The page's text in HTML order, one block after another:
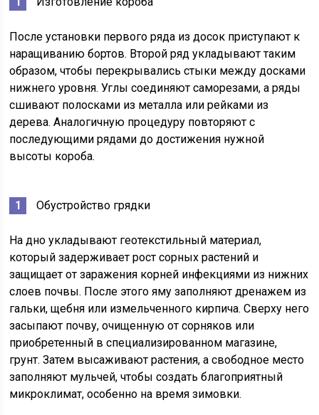
После установки первого ряда из досок приступают к
наращиванию бортов. Второй ряд укладывают таким
образом, чтобы перекрывались стыки между досками
нижнего уровня. Углы соединяют саморезами, а ряды
сшивают полосками из металла или рейками из
дерева. Аналогичную процедуру повторяют с
последующими рядами до достижения нужной
высоты короба.
Обустройство грядки
На дно укладывают геотекстильный материал,
который задерживает рост сорных растений и
защищает от заражения корней инфекциями из нижних
слоев почвы. После этого яму заполняют дренажем из
гальки, щебня или измельченного кирпича. Сверху него
засыпают почву, очищенную от сорняков или
приобретенный в специализированном магазине,
грунт. Затем высаживают растения, а свободное место
заполняют мульчей, чтобы создать благоприятный
микроклимат, особенно на время зимовки.